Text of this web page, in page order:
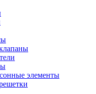
элементы